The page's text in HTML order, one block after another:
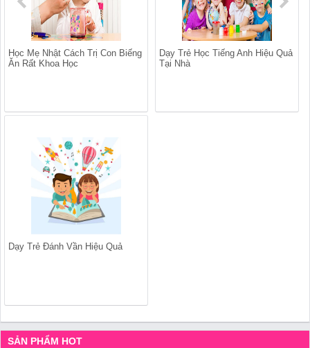
Học Mẹ Nhật Cách Trị Con Biếng
Ăn Rất Khoa Học
Dạy Trẻ Học Tiếng Anh Hiệu Quả
Tại Nhà
Dạy Trẻ Đánh Vần Hiệu Quả
SẢN PHẨM HOT